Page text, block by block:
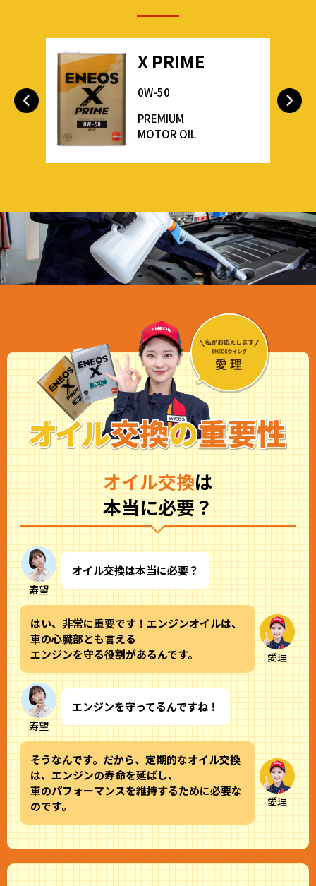
X PRIME
0W-50
PREMIUM
MOTOR OIL
オイル交換は
本当に必要？
寿望
オイル交換は本当に必要？
愛理
はい、非常に重要です！エンジンオイルは、
車の心臓部とも言える
エンジンを守る役割があるんです。
寿望
エンジンを守ってるんですね！
愛理
そうなんです。だから、定期的なオイル交換
は、エンジンの寿命を延ばし、
車のパフォーマンスを維持するために必要な
のです。